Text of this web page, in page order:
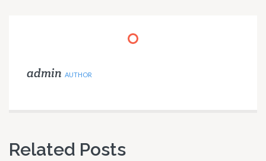
admin AUTHOR
Related Posts